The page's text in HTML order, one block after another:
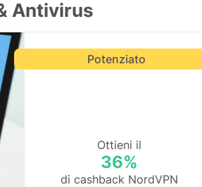
Antivirus
Ottieni il
36%
di cashback NordVPN
Potenziato